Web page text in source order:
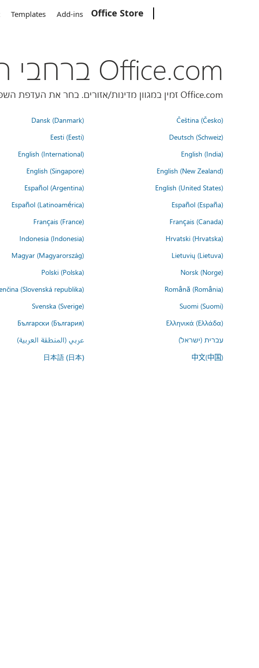
Office Store
Add-ins
Templates
Office.com ברחבי העולם
Office.com זמין במגוון מדינות/אזורים. בחר את העדפת השפה שלך למטה.
Čeština (Česko)
Dansk (Danmark)
Deutsch (Schweiz)
Eesti (Eesti)
English (India)
English (International)
English (New Zealand)
English (Singapore)
English (United States)
Español (Argentina)
Español (España)
Español (Latinoamérica)
Français (Canada)
Français (France)
Hrvatski (Hrvatska)
Indonesia (Indonesia)
Lietuvių (Lietuva)
Magyar (Magyarország)
Norsk (Norge)
Polski (Polska)
Română (România)
(Slovenská republika)
Suomi (Suomi)
Svenska (Sverige)
Ελληνικά (Ελλάδα)
Български (България)
עברית (ישראל)
عربي (المنطقة العربية)
中文(中国)
日本語 (日本)